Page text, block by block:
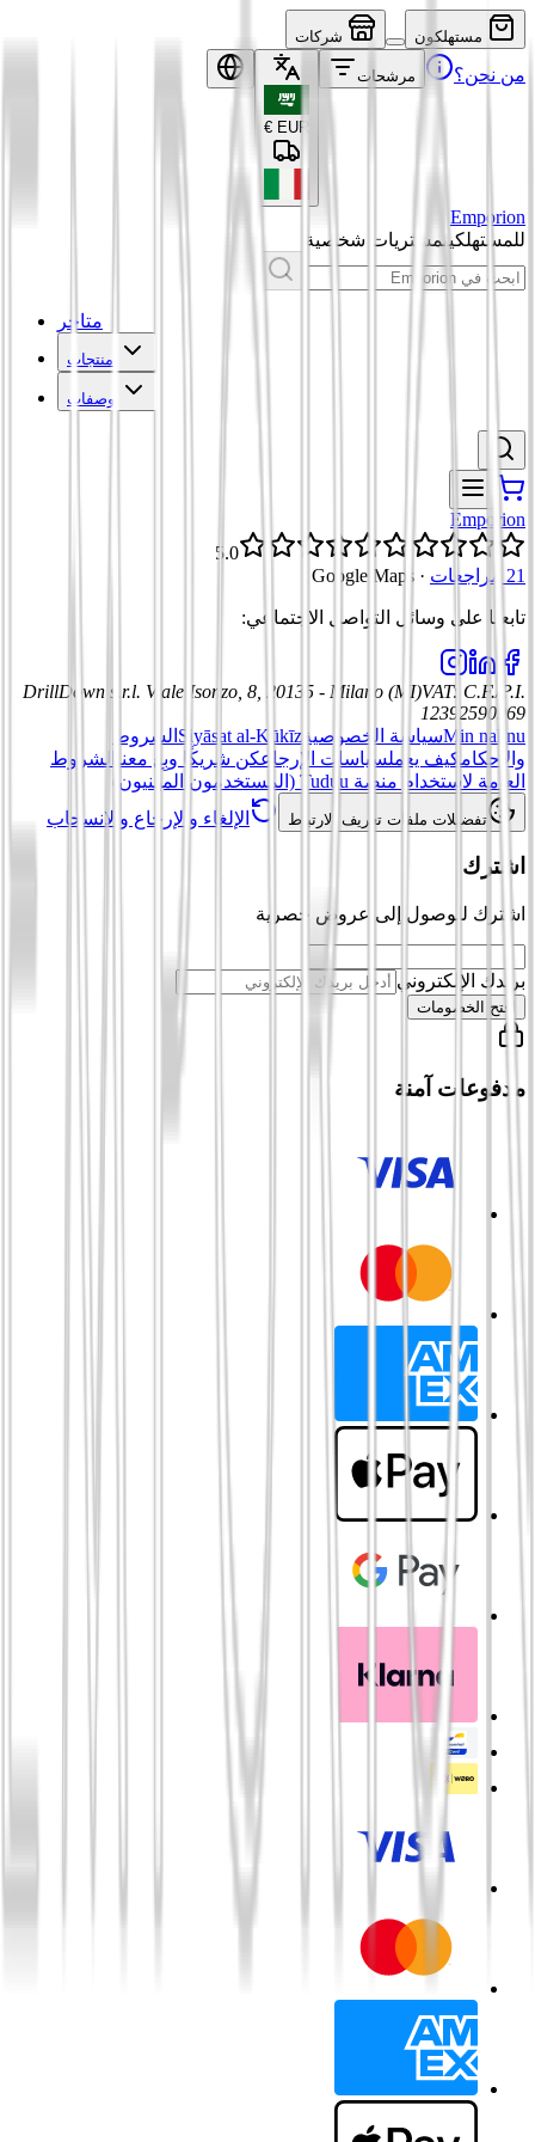
مستهلكون شركات
من نحن؟ مرشحات
EUR
€
Emporion
للمستهلكينمشتريات شخصية
متاجر
منتجات
وصفات
Emporion
5.0
21 مراجعات
·
Google Maps
تابعنا على وسائل التواصل الاجتماعي:
DrillDown s.r.l. Viale Isonzo, 8, 20135 - Milano (MI)VAT: C.F./P.I.
12392590969
Min nahnuسياسة الخصوصية Siyāsat al-Kūkīz الشروط
والأحكامكيف يعملسياسات الإرجاعكن شريكًا وبِع معنا
الشروط
العامة لاستخدام منصة Tuduu (المستخدمون المهنيون)
تفضيلات ملفات تعريف الارتباط الإلغاء والإرجاع والانسحاب
اشترك
اشترك للوصول إلى عروض حصرية
بريدك الإلكتروني
افتح الخصومات
مدفوعات آمنة